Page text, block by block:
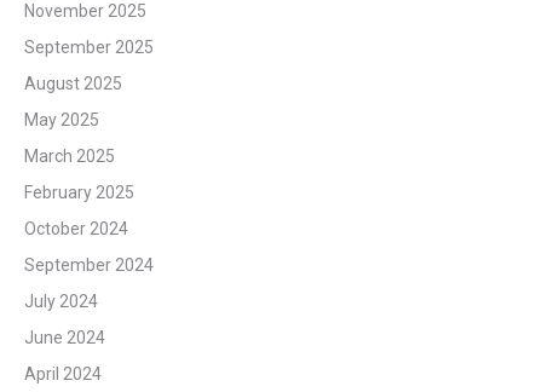
November 2025
September 2025
August 2025
May 2025
March 2025
February 2025
October 2024
September 2024
July 2024
June 2024
April 2024